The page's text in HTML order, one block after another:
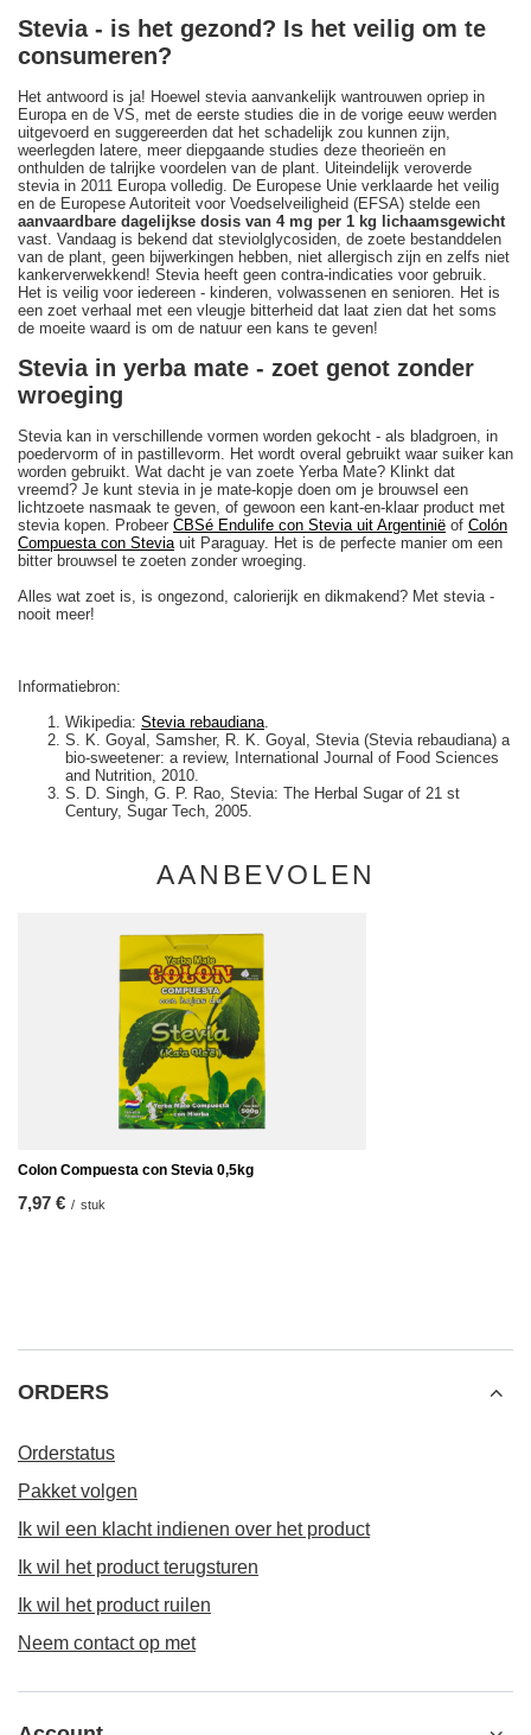
Stevia - is het gezond? Is het veilig om te
consumeren?
Het antwoord is ja! Hoewel stevia aanvankelijk wantrouwen opriep in
Europa en de VS, met de eerste studies die in de vorige eeuw werden
uitgevoerd en suggereerden dat het schadelijk zou kunnen zijn,
weerlegden latere, meer diepgaande studies deze theorieën en
onthulden de talrijke voordelen van de plant. Uiteindelijk veroverde
stevia in 2011 Europa volledig. De Europese Unie verklaarde het veilig
en de Europese Autoriteit voor Voedselveiligheid (EFSA) stelde een
aanvaardbare dagelijkse dosis van 4 mg per 1 kg lichaamsgewicht
vast. Vandaag is bekend dat steviolglycosiden, de zoete bestanddelen
van de plant, geen bijwerkingen hebben, niet allergisch zijn en zelfs niet
kankerverwekkend! Stevia heeft geen contra-indicaties voor gebruik.
Het is veilig voor iedereen - kinderen, volwassenen en senioren. Het is
een zoet verhaal met een vleugje bitterheid dat laat zien dat het soms
de moeite waard is om de natuur een kans te geven!
Stevia in yerba mate - zoet genot zonder
wroeging
Stevia kan in verschillende vormen worden gekocht - als bladgroen, in
poedervorm of in pastillevorm. Het wordt overal gebruikt waar suiker kan
worden gebruikt. Wat dacht je van zoete Yerba Mate? Klinkt dat
vreemd? Je kunt stevia in je mate-kopje doen om je brouwsel een
lichtzoete nasmaak te geven, of gewoon een kant-en-klaar product met
stevia kopen. Probeer CBSé Endulife con Stevia uit Argentinië of Colón
Compuesta con Steviauit Paraguay. Het is de perfecte manier om een
bitter brouwsel te zoeten zonder wroeging.
Alles wat zoet is, is ongezond, calorierijk en dikmakend? Met stevia -
nooit meer!
Informatiebron:
Wikipedia: Stevia rebaudiana.
S. K. Goyal, Samsher, R. K. Goyal, Stevia (Stevia rebaudiana) a
bio-sweetener: a review, International Journal of Food Sciences
and Nutrition, 2010.
S. D. Singh, G. P. Rao, Stevia: The Herbal Sugar of 21 st
Century, Sugar Tech, 2005.
AANBEVOLEN
Colon Compuesta con Stevia 0,5kg
7,97 € / stuk
ORDERS
Orderstatus
Pakket volgen
Ik wil een klacht indienen over het product
Ik wil het product terugsturen
Ik wil het product ruilen
Neem contact op met